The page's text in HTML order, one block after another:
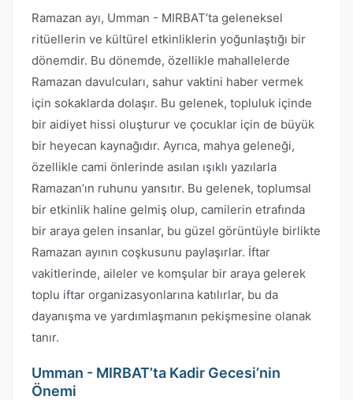
Ramazan ayı, Umman - MIRBAT’ta geleneksel
ritüellerin ve kültürel etkinliklerin yoğunlaştığı bir
dönemdir. Bu dönemde, özellikle mahallelerde
Ramazan davulcuları, sahur vaktini haber vermek
için sokaklarda dolaşır. Bu gelenek, topluluk içinde
bir aidiyet hissi oluşturur ve çocuklar için de büyük
bir heyecan kaynağıdır. Ayrıca, mahya geleneği,
özellikle cami önlerinde asılan ışıklı yazılarla
Ramazan’ın ruhunu yansıtır. Bu gelenek, toplumsal
bir etkinlik haline gelmiş olup, camilerin etrafında
bir araya gelen insanlar, bu güzel görüntüyle birlikte
Ramazan ayının coşkusunu paylaşırlar. İftar
vakitlerinde, aileler ve komşular bir araya gelerek
toplu iftar organizasyonlarına katılırlar, bu da
dayanışma ve yardımlaşmanın pekişmesine olanak
tanır.
Umman - MIRBAT’ta Kadir Gecesi’nin
Önemi